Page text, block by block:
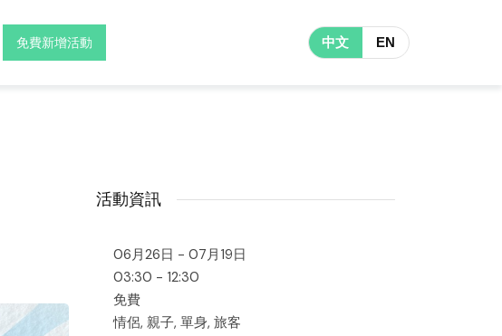
免費新增活動 中文 EN
活動資訊
06月26日 - 07月19日
03:30 - 12:30
免費
情侶, 親子, 單身, 旅客